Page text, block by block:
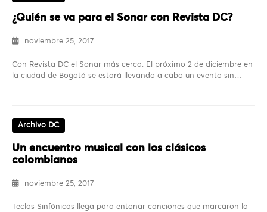
¿Quién se va para el Sonar con Revista DC?
noviembre 25, 2017
Con Revista DC el Sonar más cerca. El próximo 2 de diciembre en
la ciudad de Bogotá se estará llevando a cabo un evento sin…
Archivo DC
Un encuentro musical con los clásicos
colombianos
noviembre 25, 2017
Teclas Sinfónicas llega para entonar canciones que marcaron la